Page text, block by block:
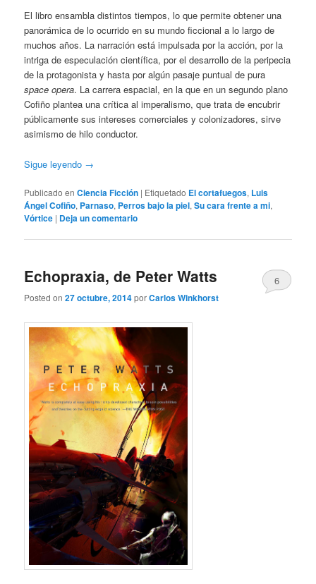
El libro ensambla distintos tiempos, lo que permite obtener una
panorámica de lo ocurrido en su mundo ficcional a lo largo de
muchos años. La narración está impulsada por la acción, por la
intriga de especulación científica, por el desarrollo de la peripecia
de la protagonista y hasta por algún pasaje puntual de pura
space opera. La carrera espacial, en la que en un segundo plano
Cofiño plantea una crítica al imperalismo, que trata de encubrir
públicamente sus intereses comerciales y colonizadores, sirve
asimismo de hilo conductor.
Sigue leyendo →
Publicado en Ciencia Ficción | Etiquetado El cortafuegos, Luis
Ángel Cofiño, Parnaso, Perros bajo la piel,Su cara frente a mi,
Vórtice | Deja un comentario
Echopraxia, de Peter Watts
Posted on27 octubre, 2014porCarlos Winkhorst
6